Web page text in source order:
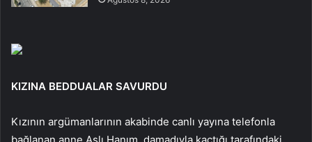
KIZINA BEDDUALAR SAVURDU
Kızının argümanlarının akabinde canlı yayına telefonla